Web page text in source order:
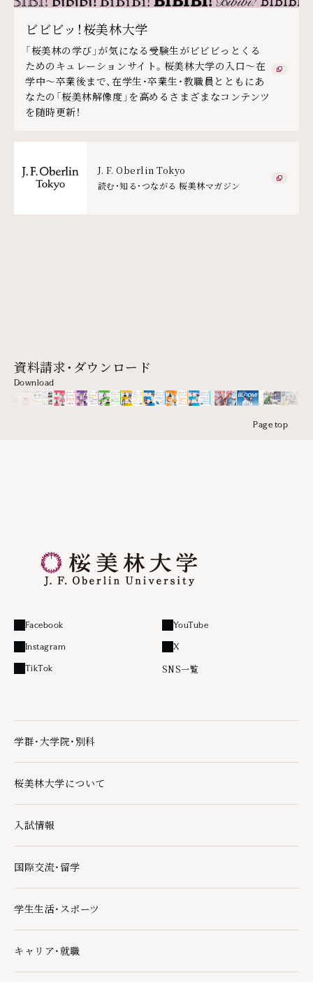
ビビビッ！桜美林大学
「桜美林の学び」が気になる受験生がビビビっとくる
ためのキュレーションサイト。桜美林大学の入口～在
学中～卒業後まで、在学生・卒業生・教職員とともにあ
なたの「桜美林解像度」を高めるさまざまなコンテンツ
を随時更新！
J. F. Oberlin Tokyo
読む・知る・つながる 桜美林マガジン
資料請求・ダウンロード
Download
Page top
Facebook
外部リンク
YouTube
外部リンク
Instagram
外部リンク
X
外部リンク
TikTok
外部リンク SNS一覧
学群・大学院・別科
学群・大学院・別科の下層ページ一覧を開く
桜美林大学について
桜美林大学についての下層ページ一覧を開く
入試情報
入試情報の下層ページ一覧を開く
国際交流・留学
国際交流・留学の下層ページ一覧を開く
学生生活・スポーツ
学生生活・スポーツの下層ページ一覧を開く
キャリア・就職
キャリア・就職の下層ページ一覧を開く